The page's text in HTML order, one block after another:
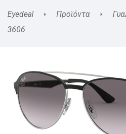
Eyedeal Προϊόντα
3606